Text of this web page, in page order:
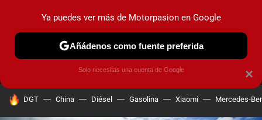
MENÚ NUEVO
COCHES ELÉCTRICOS OBSERVATORIO
HOY SE HABLA DE
DGT China Diésel Gasolina Xiaomi Mercedes-
×
Ya puedes ver más de Motorpasion en Google
Añádenos como fuente preferida
Solo necesitas una cuenta de Google